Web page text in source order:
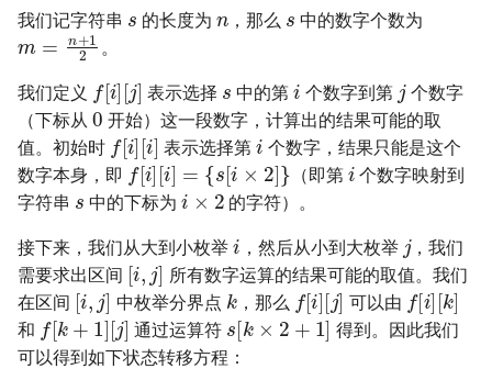
42. 连续子数组的最大和
43. 1 ～ n 整数中 1 出现的次
数
44. 数字序列中某一位的数字
45. 把数组排成最小的数
46. 把数字翻译成字符串
47. 礼物的最大价值
48. 最长不含重复字符的子字
40. 矩阵中最大的矩形
41. 滑动窗口的平均值
42. 最近请求次数
43. 往完全二叉树添加节点
45. 二叉树最底层最左边的值
46. 二叉树的右侧视图
8.4. 幂集
8.6. 汉诺塔问题
8.7. 无重复字符串的排列组合
8.9. 括号
8.10. 颜色填充
我们记字符串 的长度为 ，那么 中的数字个数为
m=n+12
。
我们定义
f[i][ j]
表示选择 中的第 个数字到第
个数字
（下标从
0
开始）这一段数字，计算出的结果可能的取
值。初始时
f[i][i]
表示选择第
i
个数字，结果只能是这个
数字本身，即
f[i][i]={s[i×2]}
（即第
i
个数字映射到
字符串
s
中的下标为
i× 2
的字符）。
接下来，我们从大到小枚举 ，然后从小到大枚举
，我们
需要求出区间
[i,j]
所有数字运算的结果可能的取值。我们
在区间
[i,j]
中枚举分界点
k
，那么
f[i][j]
可以由
f[i][k]
和
f[k +1][j]
通过运算符
s[k×2+1]
得到。因此我们
可以得到如下状态转移方程：